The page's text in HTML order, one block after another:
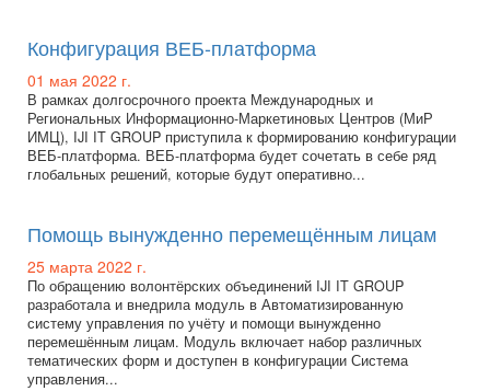
Конфигурация ВЕБ-платформа
01 мая 2022 г.
В рамках долгосрочного проекта Международных и
Региональных Информационно-Маркетиновых Центров (МиР
ИМЦ), IJI IT GROUP приступила к формированию конфигурации
ВЕБ-платформа. ВЕБ-платформа будет сочетать в себе ряд
глобальных решений, которые будут оперативно...
Помощь вынужденно перемещённым лицам
25 марта 2022 г.
По обращению волонтёрских объединений IJI IT GROUP
разработала и внедрила модуль в Автоматизированную
систему управления по учёту и помощи вынужденно
перемешённым лицам. Модуль включает набор различных
тематических форм и доступен в конфигурации Система
управления...